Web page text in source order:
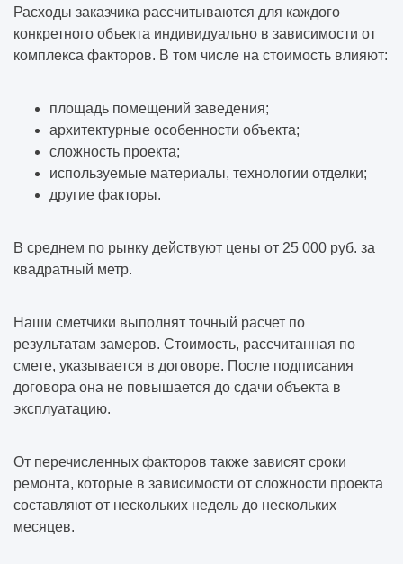
Расходы заказчика рассчитываются для каждого
конкретного объекта индивидуально в зависимости от
комплекса факторов. В том числе на стоимость влияют:
площадь помещений заведения;
архитектурные особенности объекта;
сложность проекта;
используемые материалы, технологии отделки;
другие факторы.
В среднем по рынку действуют цены от 25 000 руб. за
квадратный метр.
Наши сметчики выполнят точный расчет по
результатам замеров. Стоимость, рассчитанная по
смете, указывается в договоре. После подписания
договора она не повышается до сдачи объекта в
эксплуатацию.
От перечисленных факторов также зависят сроки
ремонта, которые в зависимости от сложности проекта
составляют от нескольких недель до нескольких
месяцев.